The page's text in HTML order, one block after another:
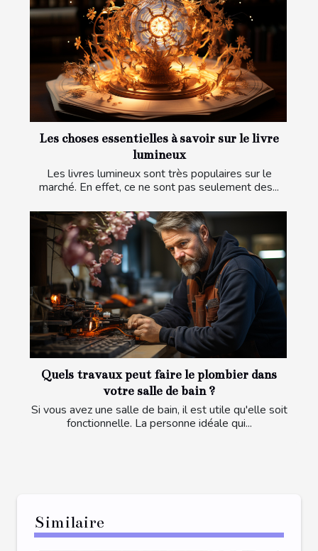
Les choses essentielles à savoir sur le livre
lumineux
Les livres lumineux sont très populaires sur le
marché. En effet, ce ne sont pas seulement des...
Quels travaux peut faire le plombier dans
votre salle de bain ?
Si vous avez une salle de bain, il est utile qu'elle soit
fonctionnelle. La personne idéale qui...
Similaire